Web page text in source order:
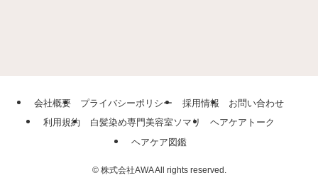
会社概要 プライバシーポリシー 採用情報
お問い合わせ
利用規約
白髪染め専門美容室ソマリ
ヘアケアトーク
ヘアケア図鑑
©株式会社AWA All rights reserved.